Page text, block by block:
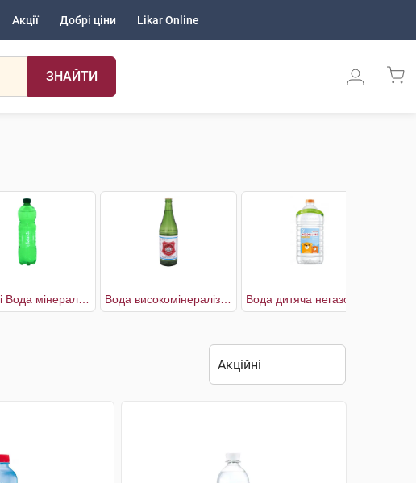
Акції Добрі ціни Likar Online
ЗНАЙТИ